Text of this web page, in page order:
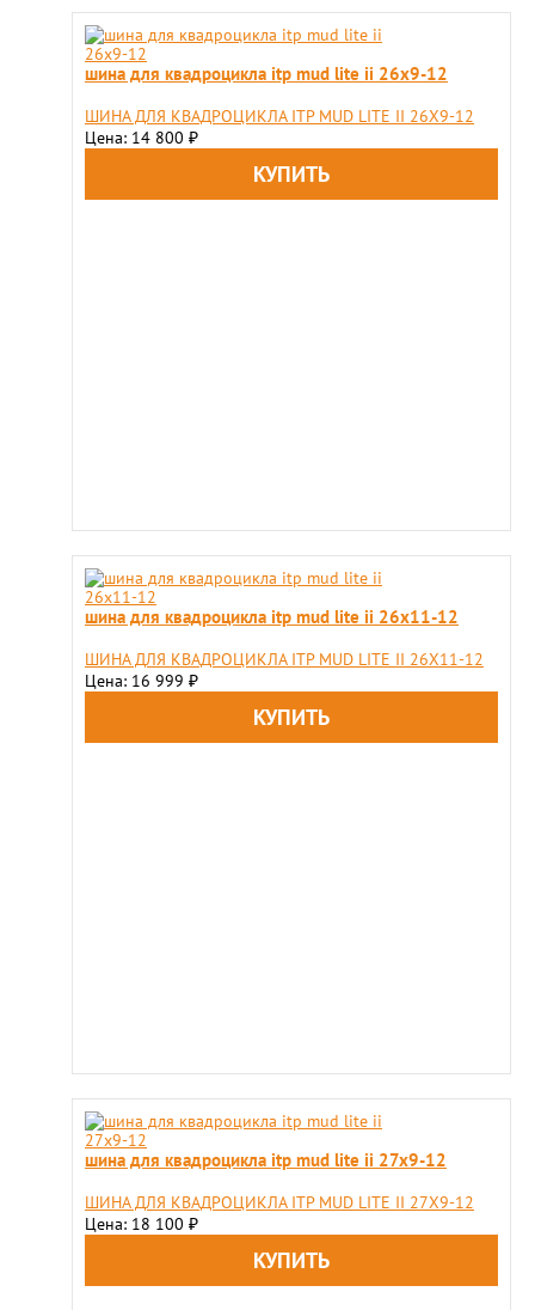
шина для квадроцикла itp mud lite ii 26x9-12
ШИНА ДЛЯ КВАДРОЦИКЛА ITP MUD LITE II 26X9-12
Цена: 14 800 ₽
шина для квадроцикла itp mud lite ii 26x11-12
ШИНА ДЛЯ КВАДРОЦИКЛА ITP MUD LITE II 26X11-12
Цена: 16 999 ₽
шина для квадроцикла itp mud lite ii 27x9-12
ШИНА ДЛЯ КВАДРОЦИКЛА ITP MUD LITE II 27X9-12
Цена: 18 100 ₽